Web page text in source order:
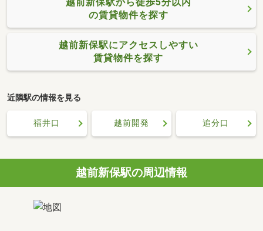
越前新保駅から徒歩5分以内
の賃貸物件を探す
越前新保駅にアクセスしやすい
賃貸物件を探す
近隣駅の情報を見る
福井口 越前開発 追分口
越前新保駅の周辺情報